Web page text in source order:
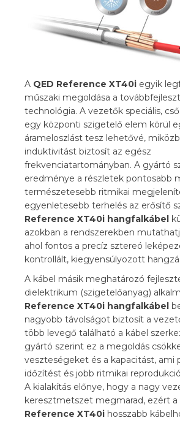
A QED Reference XT40i egyik
műszaki megoldása a
technológia. A vezetők speciális,
egy központi szigetelő elem körül
árameloszlást tesz lehetővé,
induktivitást biztosít az egész
frekvenciatartományban. A gyártó
eredménye a részletek pontosabb
természetesebb ritmikai
egyenletesebb terhelés az erősítő
Reference XT40i hangfalkábel
azokban a rendszerekben
ahol fontos a precíz sztereó
kontrollált, kiegyensúlyozott
A kábel másik meghatározó
dielektrikum (szigetelőanyag)
Reference XT40i hangfalkábel
nagyobb távolságot biztosít a
több levegő található a kábel
gyártó szerint ez a megoldás
veszteségeket és a kapacitást, ami
időzítést és jobb ritmikai
A kialakítás előnye, hogy a nagy
keresztmetszet megmarad, ezért a
Reference XT40i hosszabb